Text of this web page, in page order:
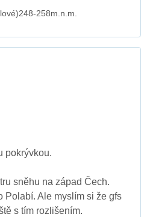
258m.n.m.
pokrývkou.
sněhu na západ Čech.
Polabí. Ale myslím si že gfs
s tím rozlišením.